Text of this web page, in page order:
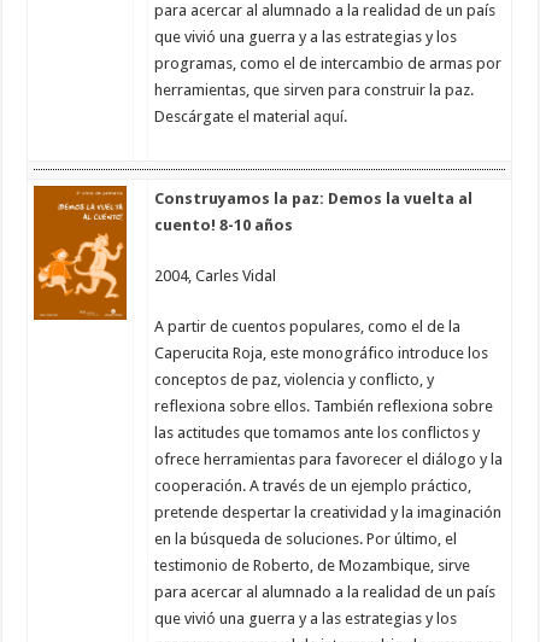
para acercar al alumnado a la realidad de un país
que vivió una guerra y a las estrategias y los
programas, como el de intercambio de armas por
herramientas, que sirven para construir la paz.
Descárgate el material aquí.
Construyamos la paz: Demos la vuelta al
cuento! 8-10 años
2004, Carles Vidal
A partir de cuentos populares, como el de la
Caperucita Roja, este monográfico introduce los
conceptos de paz, violencia y conflicto, y
reflexiona sobre ellos. También reflexiona sobre
las actitudes que tomamos ante los conflictos y
ofrece herramientas para favorecer el diálogo y la
cooperación. A través de un ejemplo práctico,
pretende despertar la creatividad y la imaginación
en la búsqueda de soluciones. Por último, el
testimonio de Roberto, de Mozambique, sirve
para acercar al alumnado a la realidad de un país
que vivió una guerra y a las estrategias y los